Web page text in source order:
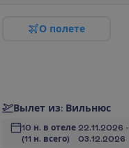
Вылет из: Вильнюс
10 н. в отеле
(11 н. всего)
22.11.2026 -
03.12.2026
О полете